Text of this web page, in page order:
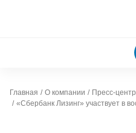
Главная О компании Пресс-центр